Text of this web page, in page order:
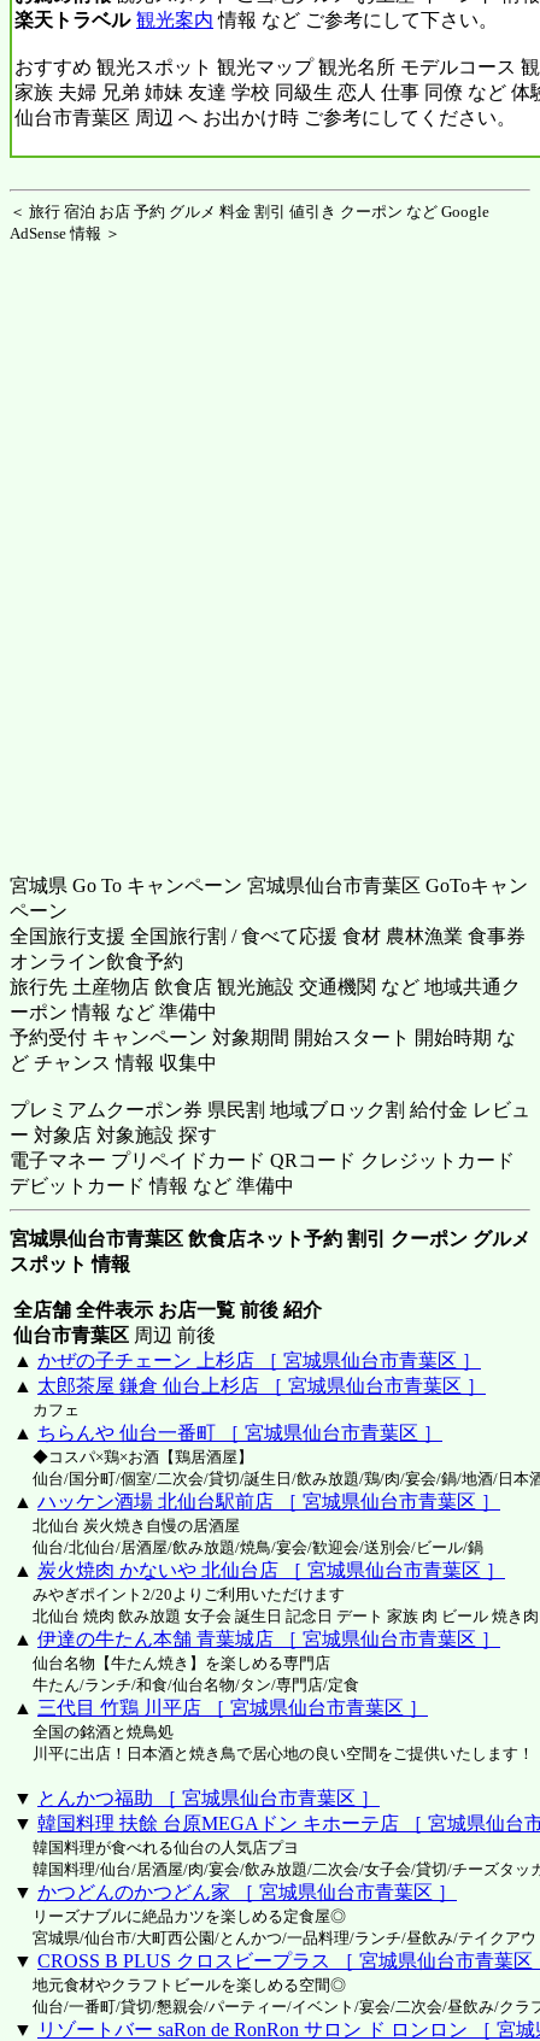
楽天トラベル 観光案内 情報 など ご参考にして下さい。
おすすめ 観光スポット 観光マップ 観光名所 モデルコース
家族 夫婦 兄弟 姉妹 友達 学校 同級生 恋人 仕事 同僚 など 体
仙台市青葉区 周辺 へ お出かけ時 ご参考にしてください。
＜ 旅行 宿泊 お店 予約 グルメ 料金 割引 値引き クーポン など Google
AdSense 情報 ＞
宮城県 Go To キャンペーン 宮城県仙台市青葉区 GoToキャン
ペーン
全国旅行支援 全国旅行割 / 食べて応援 食材 農林漁業 食事券
オンライン飲食予約
旅行先 土産物店 飲食店 観光施設 交通機関 など 地域共通ク
ーポン 情報 など 準備中
予約受付 キャンペーン 対象期間 開始スタート 開始時期 な
ど チャンス 情報 収集中
プレミアムクーポン券 県民割 地域ブロック割 給付金 レビュ
ー 対象店 対象施設 探す
電子マネー プリペイドカード QRコード クレジットカード
デビットカード 情報 など 準備中
宮城県仙台市青葉区 飲食店ネット予約 割引 クーポン グルメ
スポット 情報
全店舗 全件表示 お店一覧 前後 紹介
仙台市青葉区 周辺 前後
▲ かぜの子チェーン 上杉店 ［ 宮城県仙台市青葉区 ］
▲ 太郎茶屋 鎌倉 仙台上杉店 ［ 宮城県仙台市青葉区 ］
カフェ
▲ ちらんや 仙台一番町 ［ 宮城県仙台市青葉区 ］
◆コスパ×鶏×お酒【鶏居酒屋】
仙台/国分町/個室/二次会/貸切/誕生日/飲み放題/鶏/肉/宴会/鍋/地酒/日本
▲ ハッケン酒場 北仙台駅前店 ［ 宮城県仙台市青葉区 ］
北仙台 炭火焼き自慢の居酒屋
仙台/北仙台/居酒屋/飲み放題/焼鳥/宴会/歓迎会/送別会/ビール/鍋
▲ 炭火焼肉 かないや 北仙台店 ［ 宮城県仙台市青葉区 ］
みやぎポイント2/20よりご利用いただけます
北仙台 焼肉 飲み放題 女子会 誕生日 記念日 デート 家族 肉 ビール 焼き肉
▲ 伊達の牛たん本舗 青葉城店 ［ 宮城県仙台市青葉区 ］
仙台名物【牛たん焼き】を楽しめる専門店
牛たん/ランチ/和食/仙台名物/タン/専門店/定食
▲ 三代目 竹鶏 川平店 ［ 宮城県仙台市青葉区 ］
全国の銘酒と焼鳥処
川平に出店！日本酒と焼き鳥で居心地の良い空間をご提供いたします！
▼ とんかつ福助 ［ 宮城県仙台市青葉区 ］
▼ 韓国料理 扶餘 台原MEGAドン キホーテ店 ［ 宮城県仙台
韓国料理が食べれる仙台の人気店プヨ
韓国料理/仙台/居酒屋/肉/宴会/飲み放題/二次会/女子会/貸切/チーズタッ
▼ かつどんのかつどん家 ［ 宮城県仙台市青葉区 ］
リーズナブルに絶品カツを楽しめる定食屋◎
宮城県/仙台市/大町西公園/とんかつ/一品料理/ランチ/昼飲み/テイクアウ
▼ CROSS B PLUS クロスビープラス ［ 宮城県仙台市青葉区
地元食材やクラフトビールを楽しめる空間◎
仙台/一番町/貸切/懇親会/パーティー/イベント/宴会/二次会/昼飲み/クラ
▼ リゾートバー saRon de RonRon サロン ド ロンロン ［ 宮